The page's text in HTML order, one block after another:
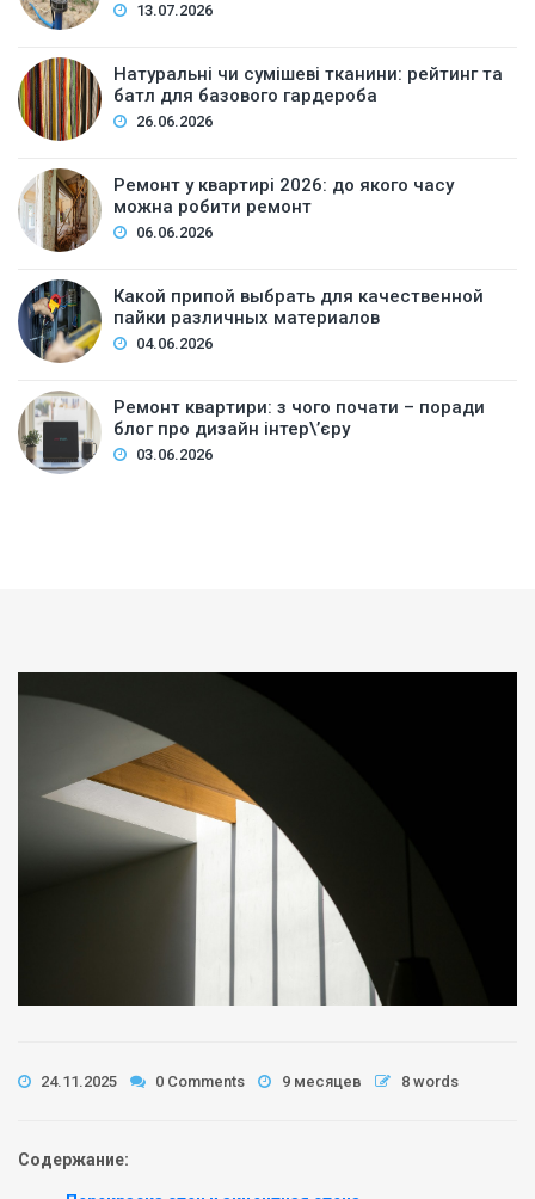
13.07.2026
Натуральні чи сумішеві тканини: рейтинг та
батл для базового гардероба
26.06.2026
Ремонт у квартирі 2026: до якого часу
можна робити ремонт
06.06.2026
Какой припой выбрать для качественной
пайки различных материалов
04.06.2026
Ремонт квартири: з чого почати – поради
блог про дизайн інтер\’єру
03.06.2026
24.11.2025 0 Comments 9 месяцев 8 words
Содержание: